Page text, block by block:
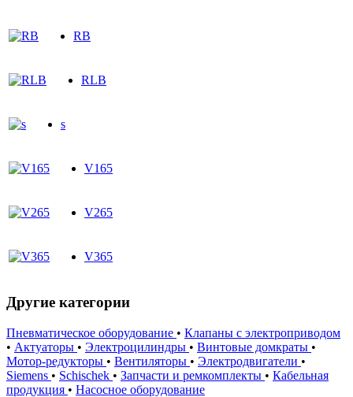
RB
RLB
s
V165
V265
V365
Другие категории
Пневматическое оборудование • Клапаны с электроприводом
• Актуаторы • Электроцилиндры • Винтовые домкраты •
Мотор-редукторы • Вентиляторы • Электродвигатели •
Siemens • Schischek • Запчасти и ремкомплекты • Кабельная
продукция • Насосное оборудование